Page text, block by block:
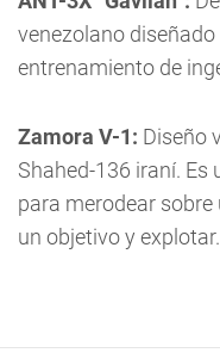
venezolano
entrenamiento de
Zamora V-1: Diseño
Shahed-136 iraní.
para merodear
un objetivo y explotar.